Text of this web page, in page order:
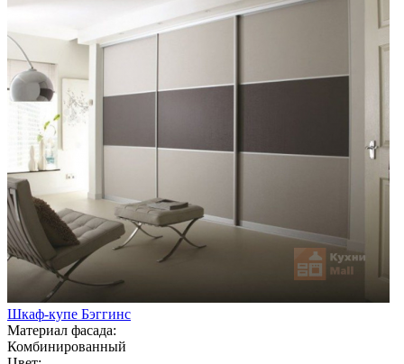
Шкаф-купе Бэггинс
Материал фасада:
Комбинированный